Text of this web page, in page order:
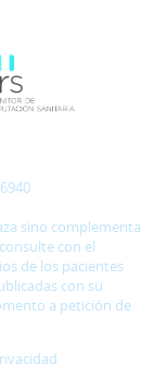
sino complementa
con el
de los pacientes
con su
a petición de